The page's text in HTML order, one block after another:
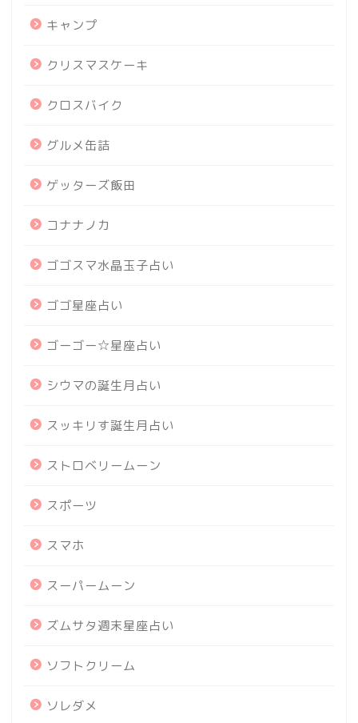
キャンプ
クリスマスケーキ
クロスバイク
グルメ缶詰
ゲッターズ飯田
コナナノカ
ゴゴスマ水晶玉子占い
ゴゴ星座占い
ゴーゴー☆星座占い
シウマの誕生月占い
スッキリす誕生月占い
ストロベリームーン
スポーツ
スマホ
スーパームーン
ズムサタ週末星座占い
ソフトクリーム
ソレダメ